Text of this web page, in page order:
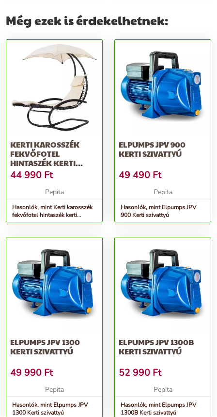
Még ezek is érdekelhetnek:
KERTI KAROSSZÉK
FEKVŐFOTEL
HINTASZÉK KERTI
FÜGGŐÁGY
44 990 Ft
Pepita
Hasonlók, mint Kerti karosszék
fekvőfotel hintaszék kerti
függőágy
ELPUMPS JPV 900
KERTI SZIVATTYÚ
49 490 Ft
Pepita
Hasonlók, mint Elpumps JPV
900 Kerti szivattyú
ELPUMPS JPV 1300
KERTI SZIVATTYÚ
49 990 Ft
Pepita
Hasonlók, mint Elpumps JPV
1300 Kerti szivattyú
ELPUMPS JPV 1300B
KERTI SZIVATTYÚ
52 990 Ft
Pepita
Hasonlók, mint Elpumps JPV
1300B Kerti szivattyú